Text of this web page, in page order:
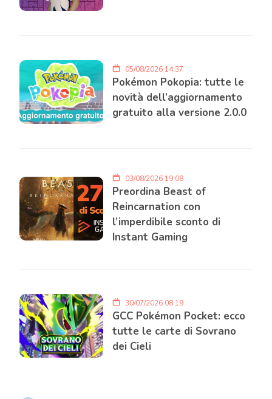
05/08/2026 14:37
Pokémon Pokopia: tutte le
novità dell’aggiornamento
gratuito alla versione 2.0.0
03/08/2026 19:08
Preordina Beast of
Reincarnation con
l’imperdibile sconto di
Instant Gaming
30/07/2026 08:19
GCC Pokémon Pocket: ecco
tutte le carte di Sovrano
dei Cieli